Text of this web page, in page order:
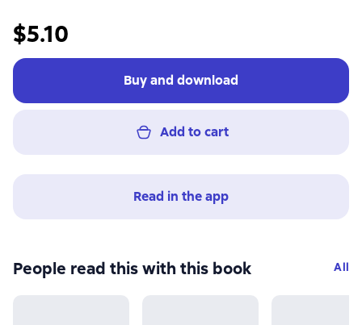
$5.10
Buy and download
Add to cart
Read in the app
People read this with this book All